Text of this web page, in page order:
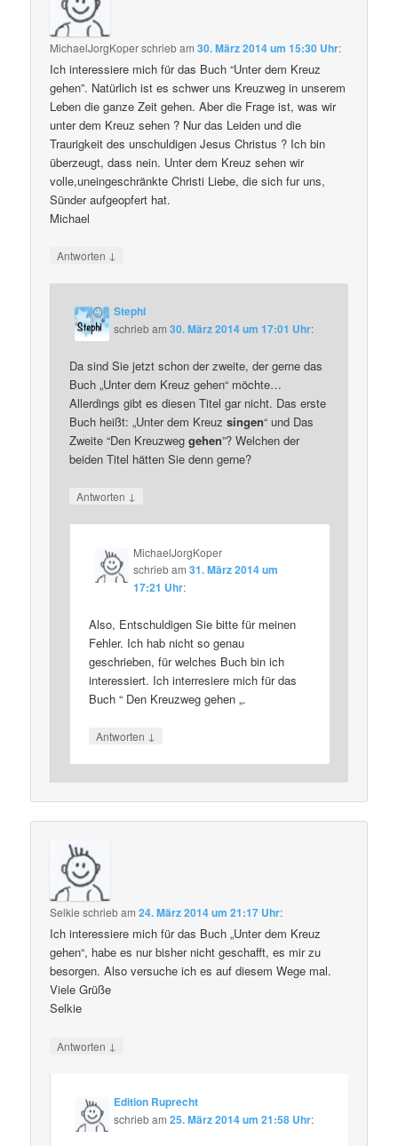
MichaelJorgKoperschriebam30. März 2014 um 15:30 Uhr:
Ich interessiere mich für das Buch “Unter dem Kreuz
gehen”. Natürlich ist es schwer uns Kreuzweg in unserem
Leben die ganze Zeit gehen. Aber die Frage ist, was wir
unter dem Kreuz sehen ? Nur das Leiden und die
Traurigkeit des unschuldigen Jesus Christus ? Ich bin
überzeugt, dass nein. Unter dem Kreuz sehen wir
volle,uneingeschränkte Christi Liebe, die sich fur uns,
Sünder aufgeopfert hat.
Michael
Antworten ↓
Stephi
schriebam30. März 2014 um 17:01 Uhr:
Da sind Sie jetzt schon der zweite, der gerne das
Buch „Unter dem Kreuz gehen“ möchte…
Allerdings gibt es diesen Titel gar nicht. Das erste
Buch heißt: „Unter dem Kreuzsingen“ und Das
Zweite “Den Kreuzweggehen”? Welchen der
beiden Titel hätten Sie denn gerne?
Antworten ↓
MichaelJorgKoper
schriebam31. März 2014 um
17:21 Uhr:
Also, Entschuldigen Sie bitte für meinen
Fehler. Ich hab nicht so genau
geschrieben, für welches Buch bin ich
interessiert. Ich interresiere mich für das
Buch “ Den Kreuzweg gehen „.
Antworten ↓
Selkie schriebam24. März 2014 um 21:17 Uhr:
Ich interessiere mich für das Buch „Unter dem Kreuz
gehen“, habe es nur bisher nicht geschafft, es mir zu
besorgen. Also versuche ich es auf diesem Wege mal.
Viele Grüße
Selkie
Antworten ↓
Edition Ruprecht
schriebam25. März 2014 um 21:58 Uhr: